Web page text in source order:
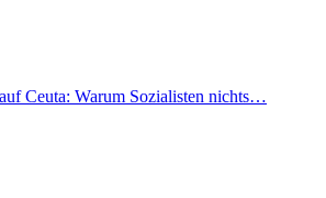
Ceuta: Warum Sozialisten nichts…